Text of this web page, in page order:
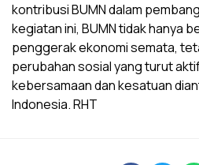
kontribusi BUMN dalam
kegiatan ini, BUMN tidak hanya
penggerak ekonomi semata,
perubahan sosial yang turut
kebersamaan dan kesatuan
Indonesia. RHT